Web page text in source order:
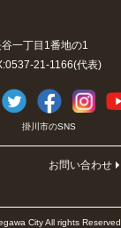
一丁目1番地の1
21-1166(代表)
掛川市のSNS
お問い合わせ
City All rights Reserved.